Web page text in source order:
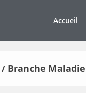
Accueil
/ Branche Maladie